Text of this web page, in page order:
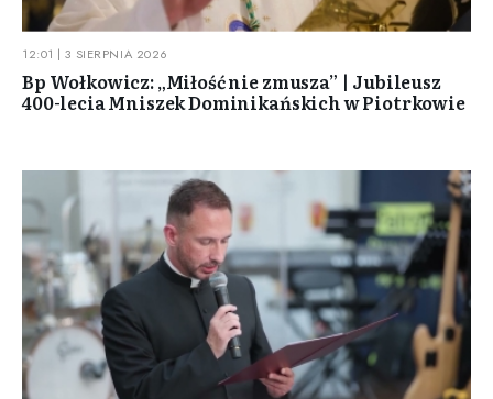
12:01 | 3 SIERPNIA 2026
Bp Wołkowicz: „Miłość nie zmusza” | Jubileusz
400-lecia Mniszek Dominikańskich w Piotrkowie